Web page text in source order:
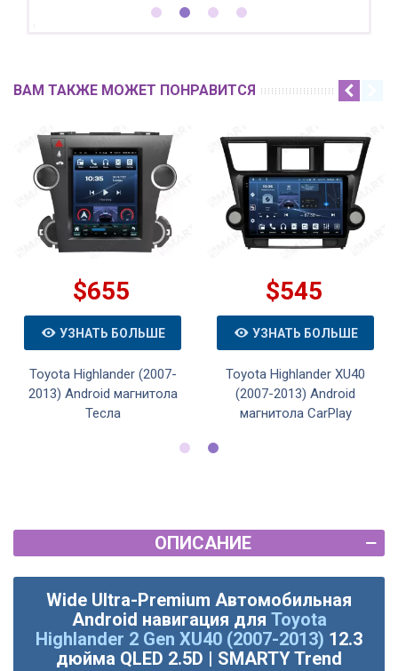
ВАМ ТАКЖЕ МОЖЕТ ПОНРАВИТСЯ
$655
УЗНАТЬ БОЛЬШЕ
Toyota Highlander (2007-
2013) Android магнитола
Тесла
$545
УЗНАТЬ БОЛЬШЕ
Toyota Highlander XU40
(2007-2013) Android
магнитола CarPlay
ОПИСАНИЕ
Wide Ultra-Premium Автомобильная
Android навигация для Toyota
Highlander 2 Gen XU40 (2007-2013) 12.3
дюйма QLED 2.5D | SMARTY Trend